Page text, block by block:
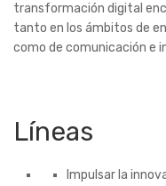
transformación digital
tanto en los ámbitos de
como de comunicación e
Líneas
Impulsar la